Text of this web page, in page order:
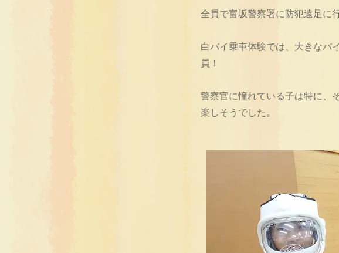
全員で富坂警察署に防犯遠足に
白バイ乗車体験では、大きなバ
員！
警察官に憧れている子は特に、
楽しそうでした。